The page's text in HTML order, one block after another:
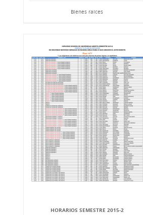
Bienes raíces
HORARIOS SEMESTRE 2015-2